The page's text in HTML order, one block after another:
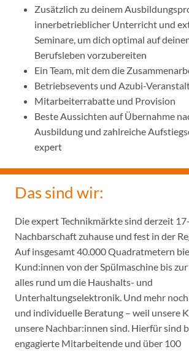
Zusätzlich zu deinem
innerbetrieblicher Unterricht und
Seminare, um dich optimal auf
Berufsleben vorzubereiten
Ein Team, mit dem die
Betriebsevents und Azubi-
Mitarbeiterrabatte und Provision
Beste Aussichten auf Übernahme
Ausbildung und zahlreiche
expert
Das sind wir:
Die expert Technikmärkte sind derzeit
Nachbarschaft zuhause und fest in der
Auf insgesamt 40.000 Quadratmetern
Kund:innen von der Spülmaschine bis
alles rund um die Haushalts- und
Unterhaltungselektronik. Und mehr
und individuelle Beratung – weil unsere
unsere Nachbar:innen sind. Hierfür sind
engagierte Mitarbeitende und über 100